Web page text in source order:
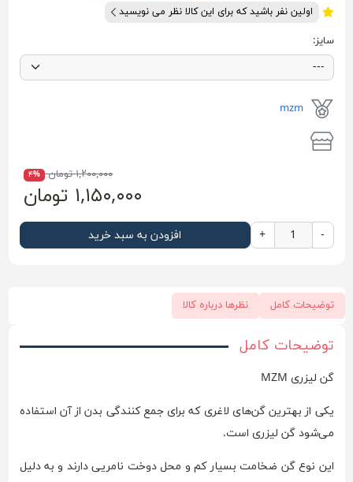
اولین نفر باشید که برای این کالا نظر می نویسید
سایز:
mzm
۱,۲۰۰,۰۰۰ تومان ۴%
۱,۱۵۰,۰۰۰ تومان
-
+ افزودن به سبد خرید
توضیحات کامل نظرها درباره کالا
توضیحات کامل
گن لیزری MZM
یکی از بهترین گن‌های لاغری که برای جمع کنندگی بدن از آن استفاده
می‌شود گن لیزری است.
این نوع گن ضخامت بسیار کم و محل دوخت نامریی دارند و به دلیل